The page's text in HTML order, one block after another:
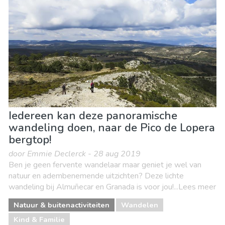
Natuur & buitenactiviteiten
Sport & avontuur
Waar verblijven
Iedereen kan deze panoramische
wandeling doen, naar de Pico de Lopera
bergtop!
door Emmie Declerck - 28 aug 2019
Ben je geen fervente wandelaar maar geniet je wel van
natuur en adembenemende uitzichten? Deze lichte
wandeling bij Almuñecar en Granada is voor jou!...Lees meer
Natuur & buitenactiviteiten
Wandelen
Kind & Familie